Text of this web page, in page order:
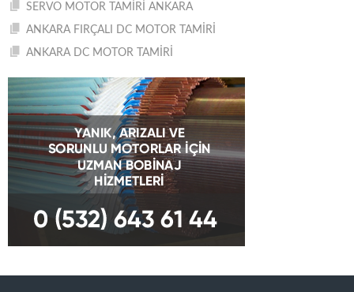
SERVO MOTOR TAMİRİ ANKARA
ANKARA FIRÇALI DC MOTOR TAMİRİ
ANKARA DC MOTOR TAMİRİ